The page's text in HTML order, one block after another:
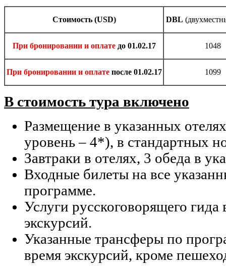
Cтоимость (USD) DBL
При бронировании и оплатедо 01.02.17 1048
При бронировании и оплатепосле 01.02.17 1099
В стоимость тура включено
Размещение в указанных
уровень – 4*), в стандартных
Завтраки в отелях, 3 обеда в
Входные билеты на все
программе.
Услуги русскоговорящего
экскурсий.
Указанные трансферы по
время экскурсий, кроме